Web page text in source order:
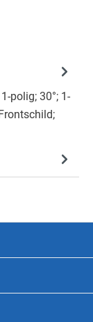
polig; 30°; 1-